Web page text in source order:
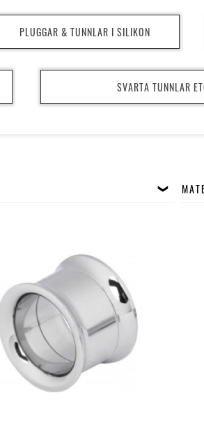
PLUGGAR & TUNNLAR I SILIKON
SVARTA TUNNLAR